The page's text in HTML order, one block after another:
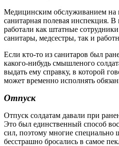
Медицинским обслуживанием на
санитарная полевая инспекция.
работали как штатные
санитары, медсестры, так и
Если кто-то из санитаров был
какого-нибудь смышленого
выдать ему справку, в которой
может временно исполнять
Отпуск
Отпуск солдатам давали при
Это был единственный способ
сил, поэтому многие специально
бесстрашно бросались в самое